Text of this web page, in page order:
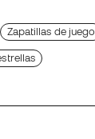
Zapatillas de juego